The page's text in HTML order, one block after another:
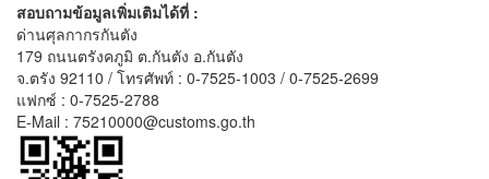
สอบถามข้อมูลเพิ่มเติมได้ที่ :
ด่านศุลกากรกันตัง
179 ถนนตรังคภูมิ ต.กันตัง อ.กันตัง
จ.ตรัง 92110 / โทรศัพท์ : 0-7525-1003 / 0-7525-2699
แฟกซ์ : 0-7525-2788
E-Mail : 75210000@customs.go.th